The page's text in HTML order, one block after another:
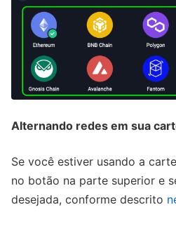
Alternando redes em sua
Se você estiver usando a
no botão na parte superior e
desejada, conforme descrito